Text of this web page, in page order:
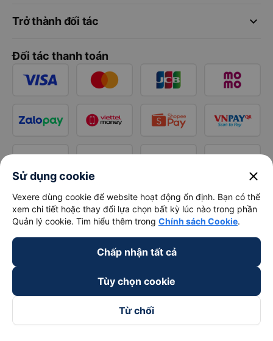
keyboard_arrow_down
Trở thành đối tác
Đối tác thanh toán
Sử dụng cookie close
Vexere dùng cookie để website hoạt động ổn định. Bạn có thể
xem chi tiết hoặc thay đổi lựa chọn bất kỳ lúc nào trong phần
Quản lý cookie. Tìm hiểu thêm trong Chính sách Cookie.
Chấp nhận tất cả
Tùy chọn cookie
Từ chối